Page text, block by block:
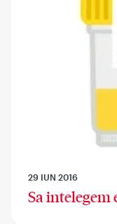
29 IUN 2016
Sa intelegem